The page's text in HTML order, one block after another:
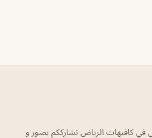
في كافيهات الرياض نشارككم بصور و